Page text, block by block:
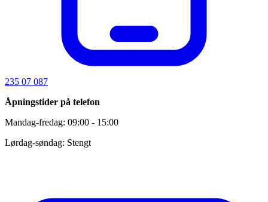
235 07 087
Åpningstider på telefon
Mandag-fredag: 09:00 - 15:00
Lørdag-søndag: Stengt